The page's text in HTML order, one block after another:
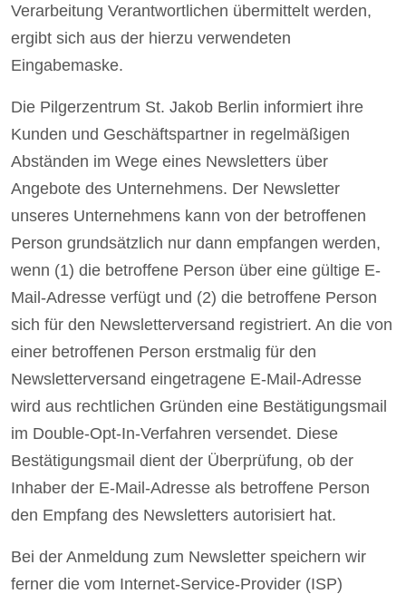
Verarbeitung Verantwortlichen übermittelt werden,
ergibt sich aus der hierzu verwendeten
Eingabemaske.
Die Pilgerzentrum St. Jakob Berlin informiert ihre
Kunden und Geschäftspartner in regelmäßigen
Abständen im Wege eines Newsletters über
Angebote des Unternehmens. Der Newsletter
unseres Unternehmens kann von der betroffenen
Person grundsätzlich nur dann empfangen werden,
wenn (1) die betroffene Person über eine gültige E-
Mail-Adresse verfügt und (2) die betroffene Person
sich für den Newsletterversand registriert. An die von
einer betroffenen Person erstmalig für den
Newsletterversand eingetragene E-Mail-Adresse
wird aus rechtlichen Gründen eine Bestätigungsmail
im Double-Opt-In-Verfahren versendet. Diese
Bestätigungsmail dient der Überprüfung, ob der
Inhaber der E-Mail-Adresse als betroffene Person
den Empfang des Newsletters autorisiert hat.
Bei der Anmeldung zum Newsletter speichern wir
ferner die vom Internet-Service-Provider (ISP)